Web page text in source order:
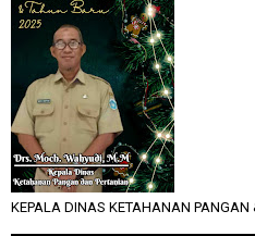
KEPALA DINAS KETAHANAN